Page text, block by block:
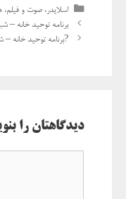
دسته‌ها
اسلایدر ، صوت و فیلم،
ناوبری
نوشته‌ها
برنامه توحید خانه –
?برنامه توحید خانه –
دیدگاهتان را